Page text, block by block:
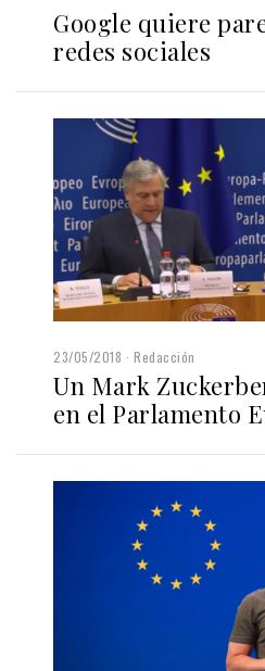
Google quiere
redes sociales
23/05/2018 Redacción
Un Mark
en el Parlamento